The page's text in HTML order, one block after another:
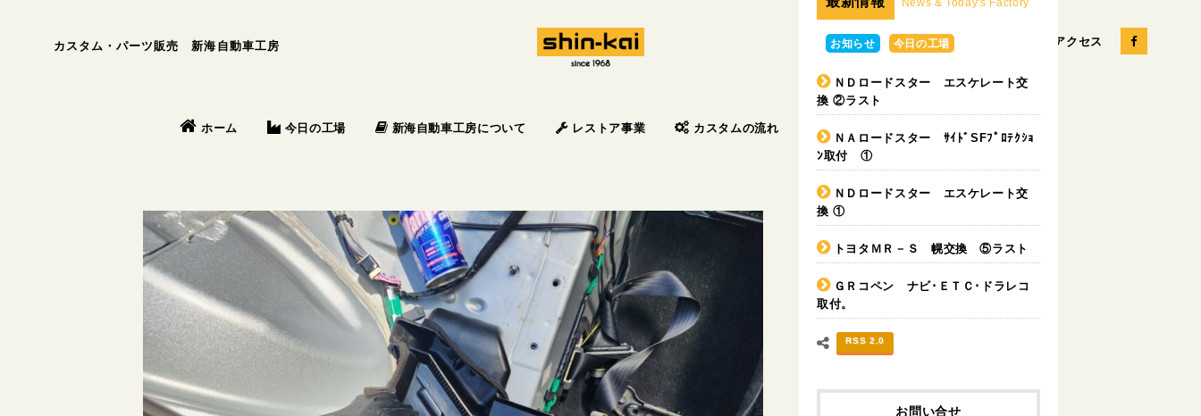
カスタム・パーツ販売 新海自動車工房 お問い合せ アクセス
ホーム 今日の工場 新海自動車工房について レストア事業 カスタムの流れ パーツの販売
News & Today's Factory
お知らせ 今日の工場
ＮＤロードスター エスケレート交
換 ②ラスト
ＮＡロードスター ｻｲﾄﾞSFﾌﾟﾛﾃｸｼｮ
ﾝ取付 ①
ＮＤロードスター エスケレート交
換 ①
トヨタＭＲ－Ｓ 幌交換 ⑤ラスト
ＧＲコペン ナビ･ＥＴＣ･ドラレコ
取付。
RSS 2.0
お問い合せ